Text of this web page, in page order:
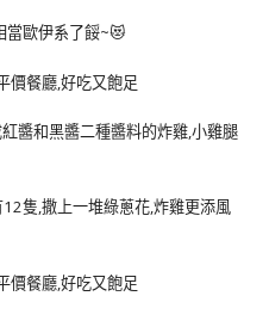
當歐伊系了餒~😻
醬和黑醬二種醬料的炸雞,小雞腿
隻,撒上一堆綠蔥花,炸雞更添風